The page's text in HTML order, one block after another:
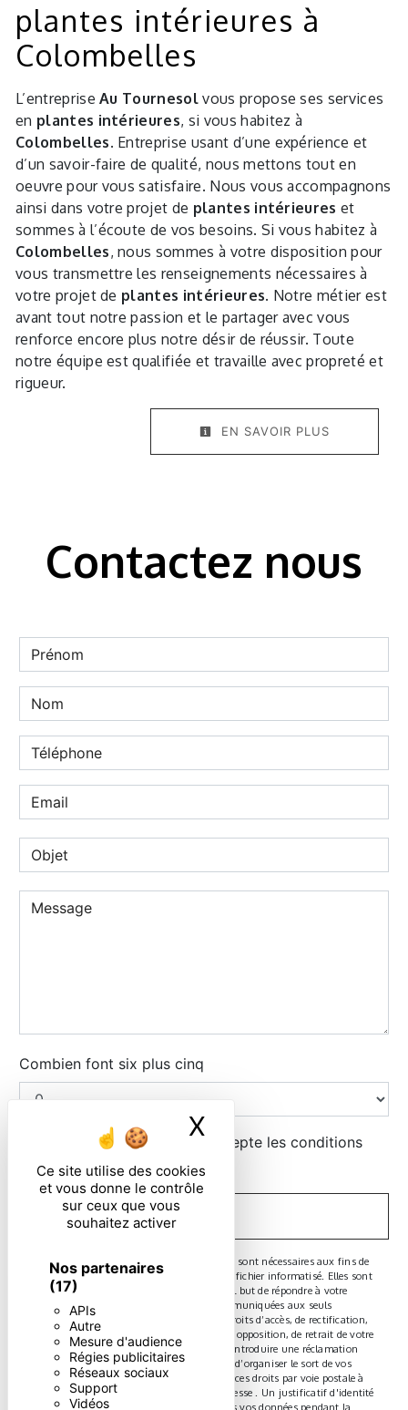
Ce site utilise des cookies
et vous donne le contrôle
sur ceux que vous
souhaitez activer
Nos partenaires
(17)
APIs
Autre
Mesure d'audience
Régies publicitaires
Réseaux sociaux
Support
Vidéos
X Masquer le
plantes intérieures à
Colombelles
L’entrepriseAu Tournesol vous propose ses services
en plantes intérieures, si vous habitez à
Colombelles. Entreprise usant d’une expérience et
d’un savoir-faire de qualité, nous mettons tout en
oeuvre pour vous satisfaire. Nous vous accompagnons
ainsi dans votre projet de plantes intérieures et
sommes à l’écoute de vos besoins. Si vous habitez à
Colombelles, nous sommes à votre disposition pour
vous transmettre les renseignements nécessaires à
votre projet de plantes intérieures. Notre métier est
avant tout notre passion et le partager avec vous
renforce encore plus notre désir de réussir. Toute
notre équipe est qualifiée et travaille avec propreté et
rigueur.
EN SAVOIR PLUS
Contactez nous
Combien font six plus cinq
En cochant cette case, j'accepte les conditions
particulières ci-dessous **
ENVOYER
** Les données personnelles communiquées sont nécessaires aux fins de
vous contacter et sont enregistrées dans un fichier informatisé. Elles sont
destinées à et ses sous-traitants dans le seul but de répondre à votre
message. Les données collectées seront communiquées aux seuls
destinataires suivants: . Vous disposez de droits d’accès, de rectification,
d’effacement, de portabilité, de limitation, d’opposition, de retrait de votre
consentement à tout moment et du droit d’introduire une réclamation
auprès d’une autorité de contrôle, ainsi que d’organiser le sort de vos
données post-mortem. Vous pouvez exercer ces droits par voie postale à
l'adresse ou par courrier électronique à l'adresse . Un justificatif d'identité
pourra vous être demandé. Nous conservons vos données pendant la